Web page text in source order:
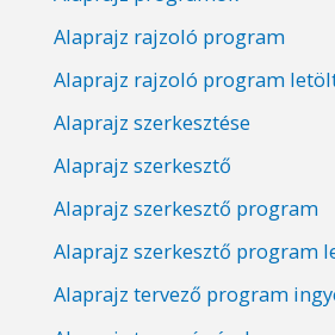
Alaprajz rajzoló program
Alaprajz rajzoló program
Alaprajz szerkesztése
Alaprajz szerkesztő
Alaprajz szerkesztő program
Alaprajz szerkesztő program
Alaprajz tervező program